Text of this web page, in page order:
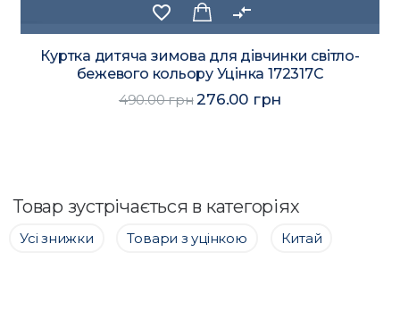
favorite_border compare_arrows
Куртка дитяча зимова для дівчинки світло-
бежевого кольору Уцінка 172317C
490.00 грн276.00 грн
Товар зустрічається в категоріях
Усі знижки Товари з уцінкою Китай